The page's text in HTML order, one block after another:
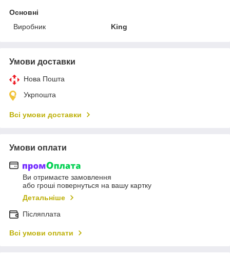
Основні
Виробник
King
Умови доставки
Нова Пошта
Укрпошта
Всі умови доставки
Умови оплати
Ви отримаєте замовлення
або гроші повернуться на вашу картку
Детальніше
Післяплата
Всі умови оплати